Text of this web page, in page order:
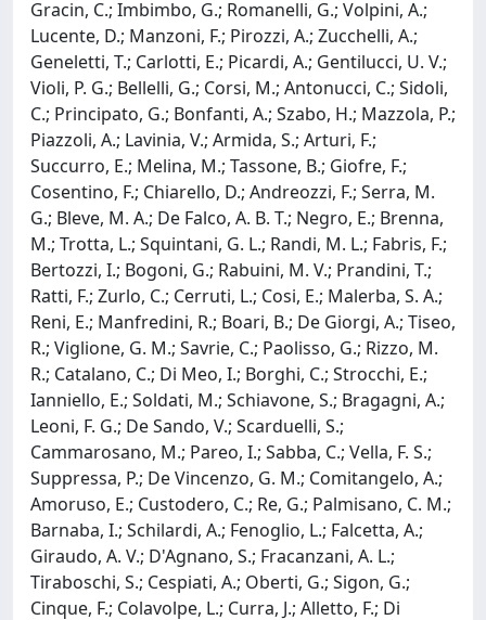
Gracin, C.; Imbimbo, G.; Romanelli, G.; Volpini, A.;
Lucente, D.; Manzoni, F.; Pirozzi, A.; Zucchelli, A.;
Geneletti, T.; Carlotti, E.; Picardi, A.; Gentilucci, U. V.;
Violi, P. G.; Bellelli, G.; Corsi, M.; Antonucci, C.; Sidoli,
C.; Principato, G.; Bonfanti, A.; Szabo, H.; Mazzola, P.;
Piazzoli, A.; Lavinia, V.; Armida, S.; Arturi, F.;
Succurro, E.; Melina, M.; Tassone, B.; Giofre, F.;
Cosentino, F.; Chiarello, D.; Andreozzi, F.; Serra, M.
G.; Bleve, M. A.; De Falco, A. B. T.; Negro, E.; Brenna,
M.; Trotta, L.; Squintani, G. L.; Randi, M. L.; Fabris, F.;
Bertozzi, I.; Bogoni, G.; Rabuini, M. V.; Prandini, T.;
Ratti, F.; Zurlo, C.; Cerruti, L.; Cosi, E.; Malerba, S. A.;
Reni, E.; Manfredini, R.; Boari, B.; De Giorgi, A.; Tiseo,
R.; Viglione, G. M.; Savrie, C.; Paolisso, G.; Rizzo, M.
R.; Catalano, C.; Di Meo, I.; Borghi, C.; Strocchi, E.;
Ianniello, E.; Soldati, M.; Schiavone, S.; Bragagni, A.;
Leoni, F. G.; De Sando, V.; Scarduelli, S.;
Cammarosano, M.; Pareo, I.; Sabba, C.; Vella, F. S.;
Suppressa, P.; De Vincenzo, G. M.; Comitangelo, A.;
Amoruso, E.; Custodero, C.; Re, G.; Palmisano, C. M.;
Barnaba, I.; Schilardi, A.; Fenoglio, L.; Falcetta, A.;
Giraudo, A. V.; D'Agnano, S.; Fracanzani, A. L.;
Tiraboschi, S.; Cespiati, A.; Oberti, G.; Sigon, G.;
Cinque, F.; Colavolpe, L.; Curra, J.; Alletto, F.; Di